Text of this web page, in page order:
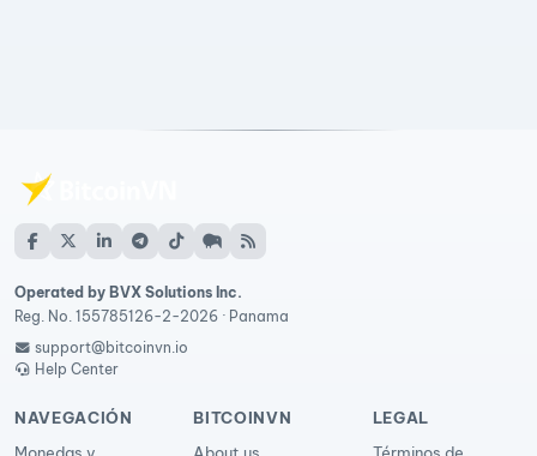
Operated by BVX Solutions Inc.
Reg. No. 155785126-2-2026 · Panama
support@bitcoinvn.io
Help Center
NAVEGACIÓN
BITCOINVN
LEGAL